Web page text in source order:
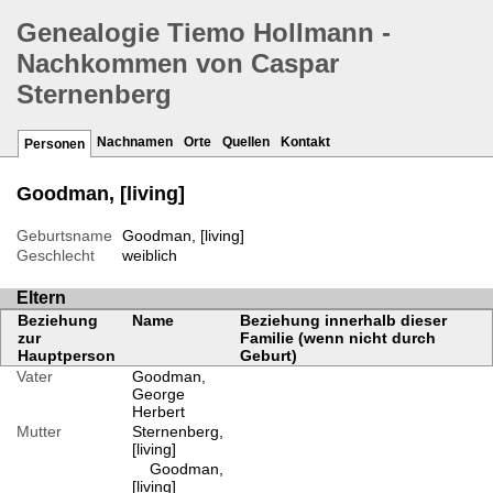
Genealogie Tiemo Hollmann -
Nachkommen von Caspar
Sternenberg
Personen Nachnamen Orte Quellen Kontakt
Goodman, [living]
Geburtsname
Goodman, [living]
Geschlecht
weiblich
Eltern
Beziehung
zur
Hauptperson
Name
Beziehung innerhalb dieser
Familie (wenn nicht durch
Geburt)
Vater
Goodman,
George
Herbert
Mutter
Sternenberg,
[living]
Goodman,
[living]